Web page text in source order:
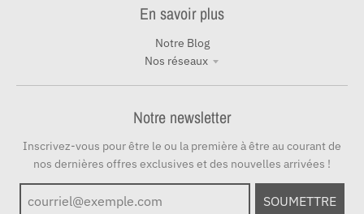
En savoir plus
Notre Blog
Nos réseaux
Notre newsletter
Inscrivez-vous pour être le ou la première à être au courant de
nos dernières offres exclusives et des nouvelles arrivées !
SOUMETTRE